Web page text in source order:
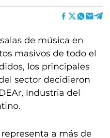
de música en
masivos de todo el
los principales
sector decidieron
Industria del
a más de